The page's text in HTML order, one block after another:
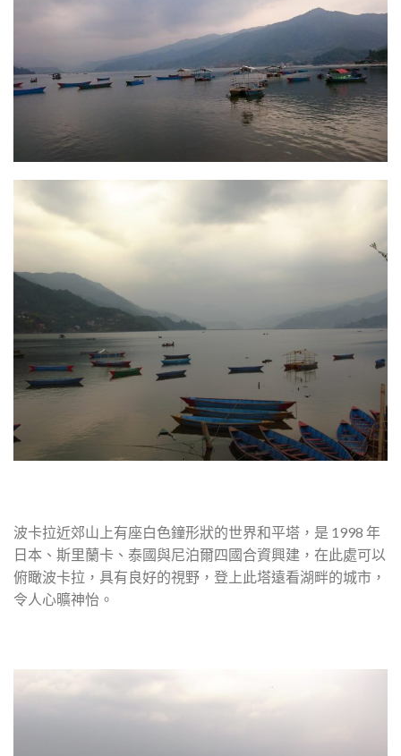
波卡拉近郊山上有座白色鐘形狀的世界和平塔，是 1998 年
日本、斯里蘭卡、泰國與尼泊爾四國合資興建，在此處可以
俯瞰波卡拉，具有良好的視野，登上此塔遠看湖畔的城市，
令人心曠神怡。